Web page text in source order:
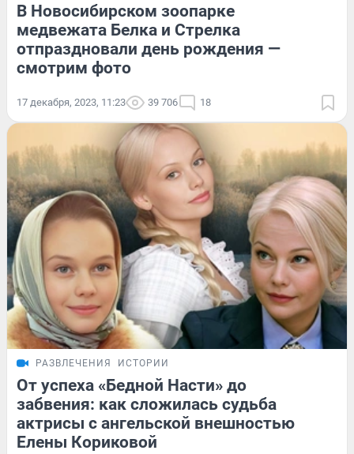
В Новосибирском зоопарке
медвежата Белка и Стрелка
отпраздновали день рождения —
смотрим фото
17 декабря, 2023, 11:23 39 706 18
РАЗВЛЕЧЕНИЯ ИСТОРИИ
От успеха «Бедной Насти» до
забвения: как сложилась судьба
актрисы с ангельской внешностью
Елены Кориковой